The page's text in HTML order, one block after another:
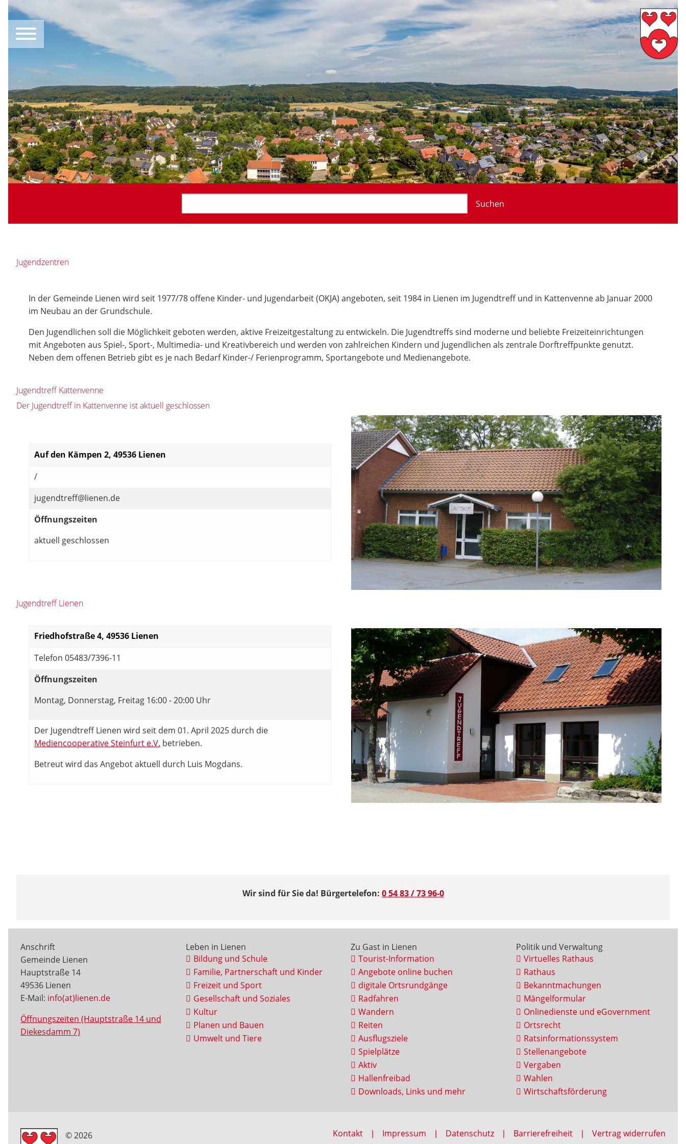
Suchen
Jugendzentren
In der Gemeinde Lienen wird seit 1977/78 offene Kinder- und Jugendarbeit (OKJA) angeboten, seit 1984 in Lienen im Jugendtreff und in Kattenvenne ab Januar 2000
im Neubau an der Grundschule.
Den Jugendlichen soll die Möglichkeit geboten werden, aktive Freizeitgestaltung zu entwickeln. Die Jugendtreffs sind moderne und beliebte Freizeiteinrichtungen
mit Angeboten aus Spiel-, Sport-, Multimedia- und Kreativbereich und werden von zahlreichen Kindern und Jugendlichen als zentrale Dorftreffpunkte genutzt.
Neben dem offenen Betrieb gibt es je nach Bedarf Kinder-/ Ferienprogramm, Sportangebote und Medienangebote.
Jugendtreff Kattenvenne
Der Jugendtreff in Kattenvenne ist aktuell geschlossen
Auf den Kämpen 2, 49536 Lienen
/
jugendtreff@lienen.de
Öffnungszeiten
aktuell geschlossen
Jugendtreff Lienen
Friedhofstraße 4, 49536 Lienen
Telefon 05483/7396-11
Öffnungszeiten
Montag, Donnerstag, Freitag 16:00 - 20:00 Uhr
Der Jugendtreff Lienen wird seit dem 01. April 2025 durch die
Mediencooperative Steinfurt e.V. betrieben.
Betreut wird das Angebot aktuell durch Luis Mogdans.
Wir sind für Sie da! Bürgertelefon: 0 54 83 / 73 96-0
Anschrift
Gemeinde Lienen
Hauptstraße 14
49536 Lienen
E-Mail: info(at)lienen.de
Öffnungszeiten (Hauptstraße 14 und
Diekesdamm 7)
Leben in Lienen
Bildung und Schule
Familie, Partnerschaft und Kinder
Freizeit und Sport
Gesellschaft und Soziales
Kultur
Planen und Bauen
Umwelt und Tiere
Zu Gast in Lienen
Tourist-Information
Angebote online buchen
digitale Ortsrundgänge
Radfahren
Wandern
Reiten
Ausflugsziele
Spielplätze
Aktiv
Hallenfreibad
Downloads, Links und mehr
Politik und Verwaltung
Virtuelles Rathaus
Rathaus
Bekanntmachungen
Mängelformular
Onlinedienste und eGovernment
Ortsrecht
Ratsinformationssystem
Stellenangebote
Vergaben
Wahlen
Wirtschaftsförderung
© 2026 Kontakt Impressum Datenschutz Barrierefreiheit Vertrag widerrufen